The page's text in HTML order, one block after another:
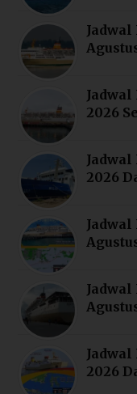
2026
2026
2026